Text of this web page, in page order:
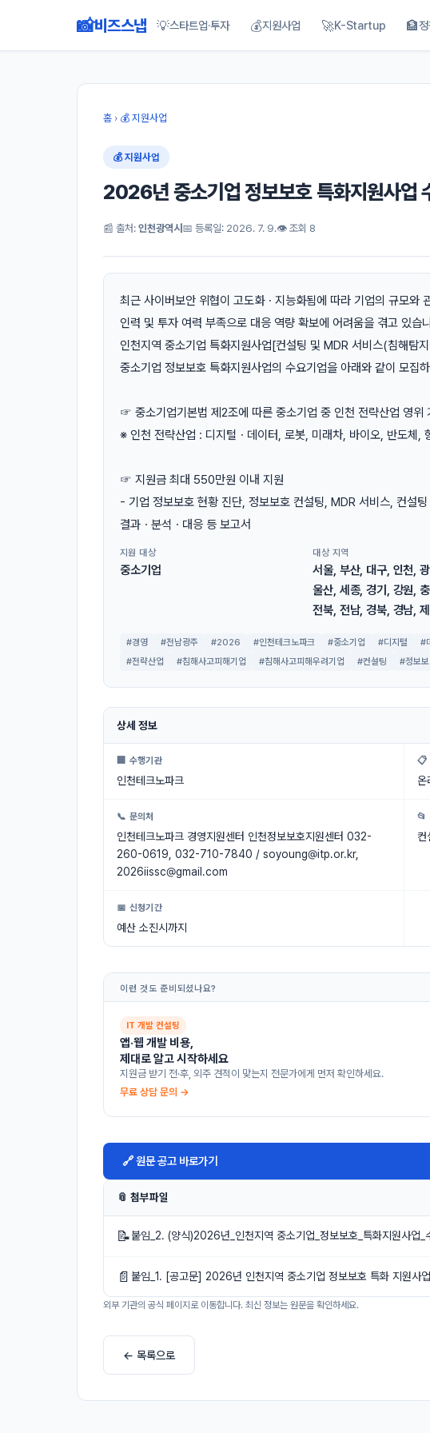
📸비즈스냅 💡스타트업·투자 💰지원사업 🚀K-Startup 🏦
홈 › 💰 지원사업
💰 지원사업
2026년 중소기업 정보보호 특화지원사업
📰 출처: 인천광역시 📅 등록일: 2026. 7. 9.👁 조회 8
최근 사이버보안 위협이 고도화ㆍ지능화됨에 따라 기업의 규모와
인력 및 투자 여력 부족으로 대응 역량 확보에 어려움을 겪고 있습
인천지역 중소기업 특화지원사업[컨설팅 및 MDR 서비스(침해탐
중소기업 정보보호 특화지원사업의 수요기업을 아래와 같이 모집
☞ 중소기업기본법 제2조에 따른 중소기업 중 인천 전략산업 영위
※ 인천 전략산업 : 디지털ㆍ데이터, 로봇, 미래차, 바이오, 반도체,
☞ 지원금 최대 550만원 이내 지원
- 기업 정보보호 현황 진단, 정보보호 컨설팅, MDR 서비스, 컨설
결과ㆍ분석ㆍ대응 등 보고서
지원 대상
중소기업
대상 지역
서울, 부산, 대구, 인천,
울산, 세종, 경기, 강원,
전북, 전남, 경북, 경남,
#경영 #전남광주 #2026 #인천테크노파크 #중소기업 #디지털 #
#전략산업
#침해사고피해기업 #침해사고피해우려기업 #컨설팅 #정보
상세 정보
🏢 수행기관
인천테크노파크
📋
온
📞 문의처
인천테크노파크 경영지원센터 인천정보보호지원센터 032-
260-0619, 032-710-7840 / soyoung@itp.or.kr,
2026iissc@gmail.com
📂
컨
📅 신청기간
예산 소진시까지
이런 것도 준비되셨나요?
IT 개발 컨설팅
앱·웹 개발 비용,
제대로 알고 시작하세요
지원금 받기 전·후, 외주 견적이 맞는지 전문가에게 먼저 확인하세요.
무료 상담 문의 →
🔗 원문 공고 바로가기
📎 첨부파일
📝붙임_2. (양식)2026년_인천지역 중소기업_정보보호_특화지원사업
📄 붙임_1. [공고문] 2026년 인천지역 중소기업 정보보호 특화 지원사
외부 기관의 공식 페이지로 이동합니다. 최신 정보는 원문을 확인하세요.
← 목록으로